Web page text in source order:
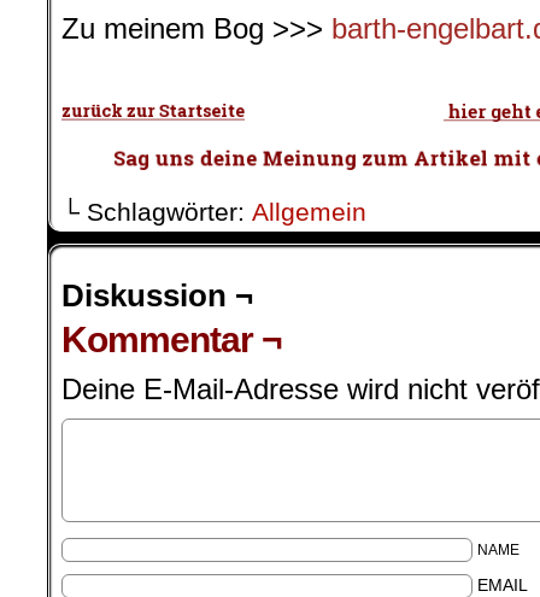
Zu meinem Bog >>> barth-
└ Schlagwörter: Allgemein
Diskussion ¬
Kommentar ¬
Deine E-Mail-Adresse wird nicht
NAME
EMAIL